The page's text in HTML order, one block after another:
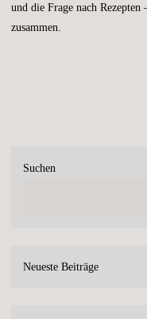
und die Frage nach
zusammen.
Suchen
Neueste Beiträge